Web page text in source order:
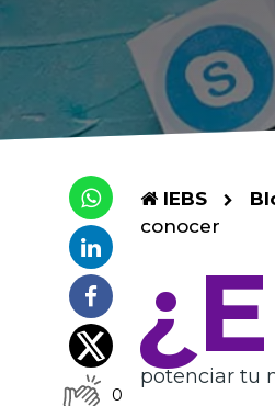
0
IEBS
conocer
¿E
potenciar tu